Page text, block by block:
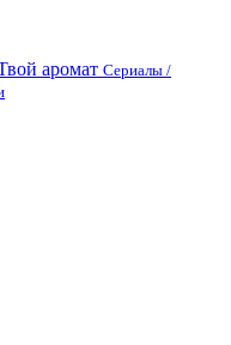
аромат Сериалы /